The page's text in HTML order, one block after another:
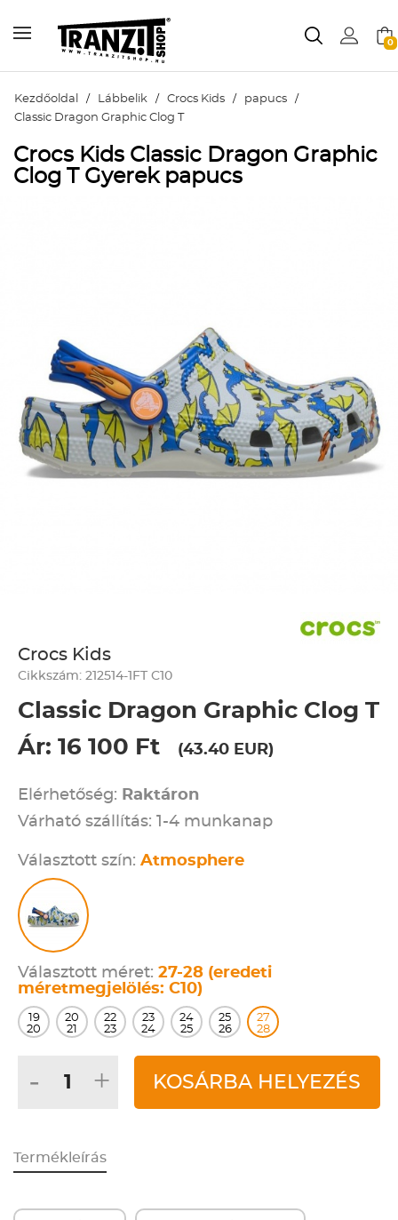
0
Kezdőoldal / Lábbelik / Crocs Kids / papucs /
Classic Dragon Graphic Clog T
Crocs Kids Classic Dragon Graphic
Clog T Gyerek papucs
Crocs Kids
Cikkszám: 212514-1FT C10
Classic Dragon Graphic Clog T
Ár: 16 100 Ft
(43.40 EUR)
Elérhetőség: Raktáron
Várható szállítás: 1-4 munkanap
Választott szín: Atmosphere
Választott méret: 27-28 (eredeti
méretmegjelölés: C10)
19
20
20
21
22
23
23
24
24
25
25
26
27
28
- + KOSÁRBA HELYEZÉS
Termékleírás